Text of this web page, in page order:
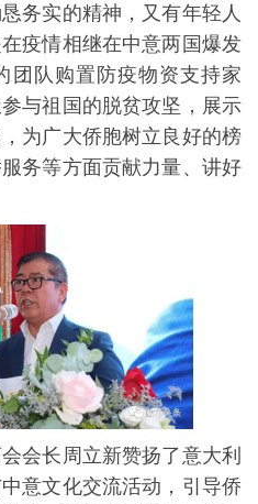
务实的精神，又有年轻人
疫情相继在中意两国爆发
团队购置防疫物资支持家
与祖国的脱贫攻坚，展示
为广大侨胞树立良好的榜
务等方面贡献力量、讲好
长周立新赞扬了意大利
意文化交流活动，引导侨